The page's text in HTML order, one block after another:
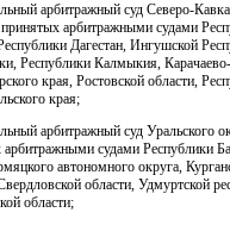
арбитражный суд Северо-
арбитражными судами
Дагестан, Ингушской
Республики Калмыкия,
края, Ростовской области,
края;
арбитражный суд Уральского
судами Республики
автономного округа,
области, Удмуртской
области;